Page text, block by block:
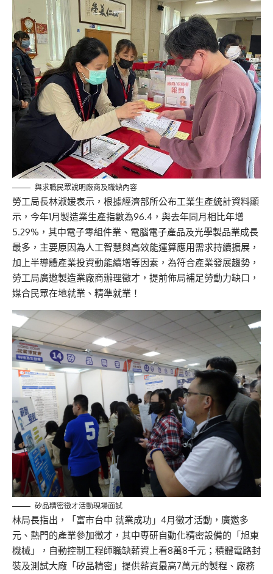
與求職民眾說明廠商及職缺內容
勞工局長林淑媛表示，根據經濟部所公布工業生產統計資料顯
示，今年1月製造業生產指數為96.4，與去年同月相比年增
5.29%，其中電子零組件業、電腦電子產品及光學製品業成長
最多，主要原因為人工智慧與高效能運算應用需求持續擴展，
加上半導體產業投資動能續增等因素，為符合產業發展趨勢，
勞工局廣邀製造業廠商辦理徵才，提前佈局補足勞動力缺口，
媒合民眾在地就業、精準就業！
矽品精密徵才活動現場面試
林局長指出，「富市台中 就業成功」4月徵才活動，廣邀多
元、熱門的產業參加徵才，其中專研自動化精密設備的「旭東
機械」，自動控制工程師職缺薪資上看8萬8千元；積體電路封
裝及測試大廠「矽品精密」提供薪資最高7萬元的製程、廠務